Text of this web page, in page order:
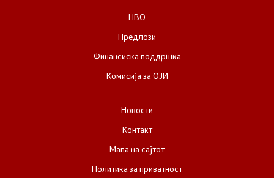
НВО
Предлози
Финансиска поддршка
Комисија за ОЈИ
Новости
Контакт
Мапа на сајтот
Политика за приватност